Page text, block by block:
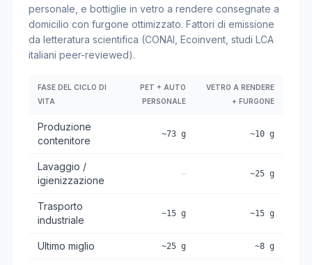
personale, e bottiglie in vetro a rendere consegnate a
domicilio con furgone ottimizzato. Fattori di emissione
da letteratura scientifica (CONAI, Ecoinvent, studi LCA
italiani peer-reviewed).
FASE DEL CICLO DI
VITA
PET + AUTO
PERSONALE
VETRO A RENDERE
+ FURGONE
Produzione
contenitore
~73 g ~10 g
Lavaggio /
igienizzazione
— ~25 g
Trasporto
industriale
~15 g ~15 g
Ultimo miglio ~25 g ~8 g